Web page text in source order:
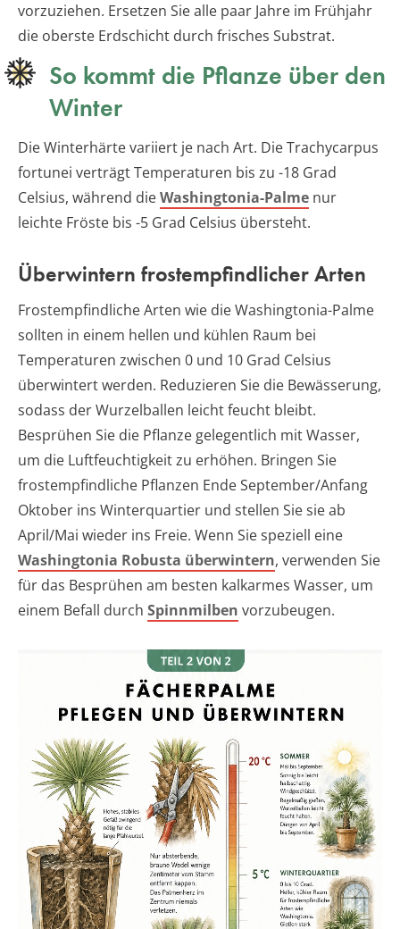
vorzuziehen. Ersetzen Sie alle paar Jahre im Frühjahr
die oberste Erdschicht durch frisches Substrat.
So kommt die Pflanze über den
Winter
Die Winterhärte variiert je nach Art. Die Trachycarpus
fortunei verträgt Temperaturen bis zu -18 Grad
Celsius, während dieWashingtonia-Palme nur
leichte Fröste bis -5 Grad Celsius übersteht.
Überwintern frostempfindlicher Arten
Frostempfindliche Arten wie die Washingtonia-Palme
sollten in einem hellen und kühlen Raum bei
Temperaturen zwischen 0 und 10 Grad Celsius
überwintert werden. Reduzieren Sie die Bewässerung,
sodass der Wurzelballen leicht feucht bleibt.
Besprühen Sie die Pflanze gelegentlich mit Wasser,
um die Luftfeuchtigkeit zu erhöhen. Bringen Sie
frostempfindliche Pflanzen Ende September/Anfang
Oktober ins Winterquartier und stellen Sie sie ab
April/Mai wieder ins Freie. Wenn Sie speziell eine
Washingtonia Robusta überwintern, verwenden Sie
für das Besprühen am besten kalkarmes Wasser, um
einem Befall durch Spinnmilben vorzubeugen.